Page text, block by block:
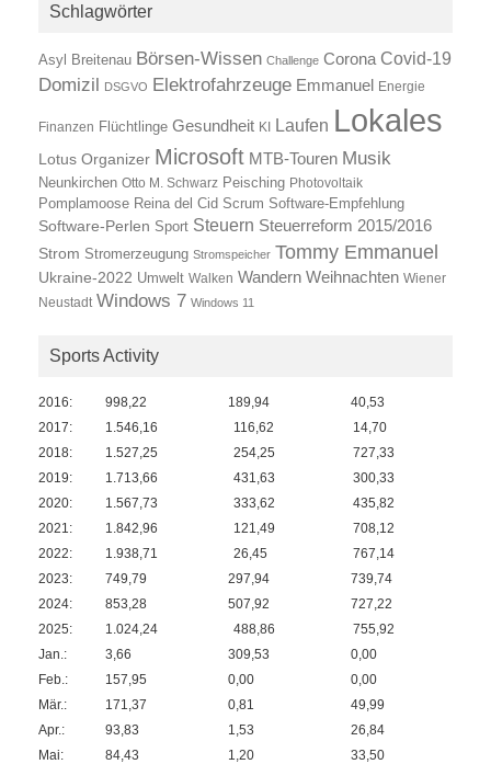
Schlagwörter
Asyl Breitenau Börsen-Wissen Challenge Corona Covid-19
Domizil DSGVO Elektrofahrzeuge Emmanuel Energie
Finanzen Flüchtlinge Gesundheit KI Laufen Lokales
Lotus Organizer Microsoft MTB-Touren Musik
Neunkirchen Otto M. Schwarz Peisching Photovoltaik
Pomplamoose Reina del Cid Scrum Software-Empfehlung
Software-Perlen Sport Steuern Steuerreform 2015/2016
Strom Stromerzeugung Stromspeicher Tommy Emmanuel
Ukraine-2022 Umwelt Walken Wandern Weihnachten Wiener
Neustadt Windows 7 Windows 11
Sports Activity
2016: 998,22 189,94
40,53
2017:
1.546,16 116,62
14,70
2018:
1.527,25 254,25
727,33
2019:
1.713,66 431,63
300,33
2020:
1.567,73 333,62
435,82
2021:
1.842,96 121,49
708,12
2022:
1.938,71 26,45
767,14
2023:
749,79 297,94
739,74
2024:
853,28 507,92
727,22
2025:
1.024,24 488,86
755,92
Jan.:
3,66 309,53
0,00
Feb.:
157,95 0,00
0,00
Mär.:
171,37 0,81
49,99
Apr.:
93,83 1,53
26,84
Mai:
84,43 1,20
33,50